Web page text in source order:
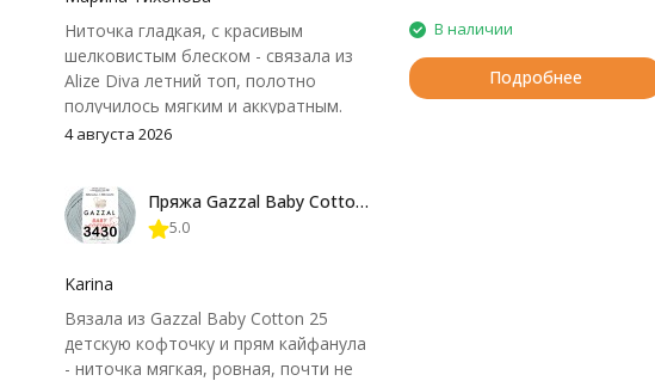
В наличии
Подробнее
Ниточка гладкая, с красивым
шелковистым блеском - связала из
Alize Diva летний топ, полотно
получилось мягким и аккуратным.
Петли хорошо видны, вяжется
нюанс - пряжа немного скользит и
иногда расслаивается, пришлось
крючок поудобнее.
4 августа 2026
Пряжа Gazzal Baby Cotton 25
5.0
Karina
Вязала из Gazzal Baby Cotton 25
детскую кофточку и прям кайфанула
- ниточка мягкая, ровная, почти не